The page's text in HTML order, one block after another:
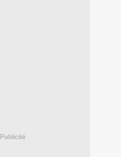
Publicité